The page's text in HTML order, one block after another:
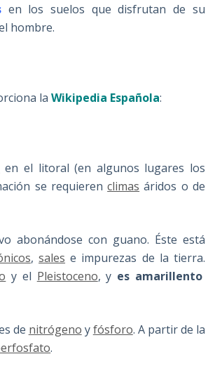
en los suelos que disfrutan de su
hombre.
laWikipedia Española:
en el litoral (en algunos lugares los
se requierenclimas áridos o de
abonándose con guano. Éste está
,sales e impurezas de la tierra.
y el Pleistoceno, y es amarillento
de nitrógeno yfósforo. A partir de la
.